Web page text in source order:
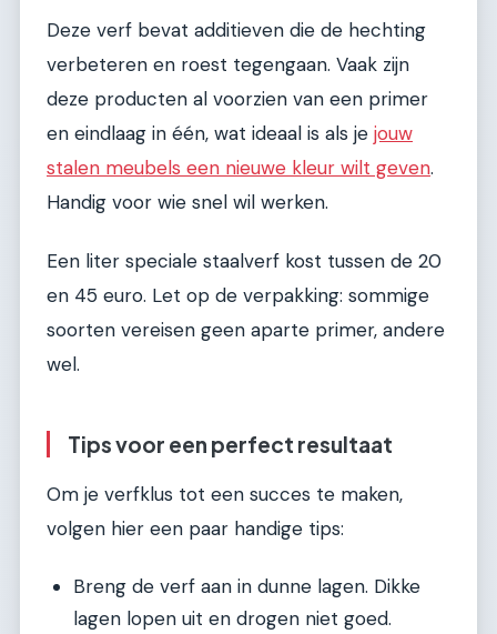
Deze verf bevat additieven die de hechting
verbeteren en roest tegengaan. Vaak zijn
deze producten al voorzien van een primer
en eindlaag in één, wat ideaal is als je jouw
stalen meubels een nieuwe kleur wilt geven.
Handig voor wie snel wil werken.
Een liter speciale staalverf kost tussen de 20
en 45 euro. Let op de verpakking: sommige
soorten vereisen geen aparte primer, andere
wel.
Tips voor een perfect resultaat
Om je verfklus tot een succes te maken,
volgen hier een paar handige tips:
Breng de verf aan in dunne lagen. Dikke
lagen lopen uit en drogen niet goed.